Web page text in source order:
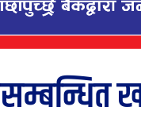
सम्बन्धित